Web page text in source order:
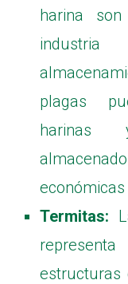
harina
plagas
harinas
Termitas:
estructuras